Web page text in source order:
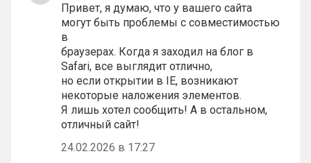
Привет, я думаю, что у вашего сайта
могут быть проблемы с совместимостью
в
браузерах. Когда я заходил на блог в
Safari, все выглядит отлично,
но если открытии в IE, возникают
некоторые наложения элементов.
Я лишь хотел сообщить! А в остальном,
отличный сайт!
24.02.2026 в 17:27